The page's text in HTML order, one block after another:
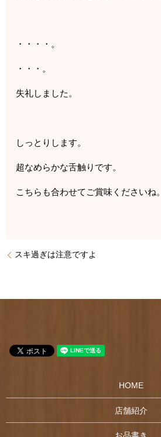
・・・・。
・・・。
失礼しました。
しっとりします。
超なめらかな舌触りです。
こちらも合わせてご賞味くださいね。
スキ過ぎは注意ですよ
HOME
店舗紹介